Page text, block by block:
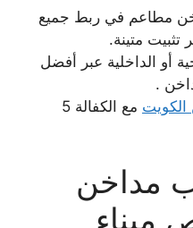
مطاعم في ربط جميع
تثبيت متينة.
أو الداخلية عبر أفضل
.
مع الكفالة 5
مداخن
ميناء